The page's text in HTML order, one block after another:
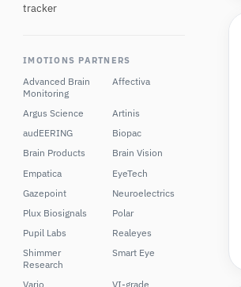
tracker
IMOTIONS PARTNERS
Advanced Brain
Monitoring
Affectiva
Argus Science
Artinis
audEERING
Biopac
Brain Products
Brain Vision
Empatica
EyeTech
Gazepoint
Neuroelectrics
Plux Biosignals
Polar
Pupil Labs
Realeyes
Shimmer
Research
Smart Eye
Varjo
VI-grade